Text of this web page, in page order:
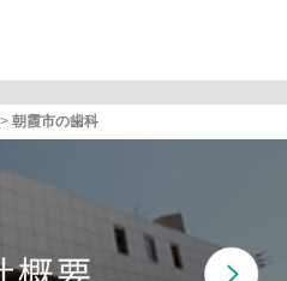
> 朝霞市の歯科